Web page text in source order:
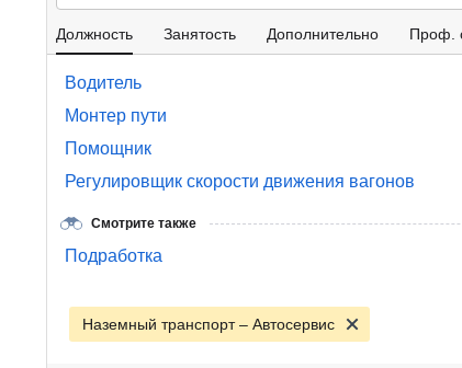
Должность Занятость Дополнительно Проф.
Водитель
Монтер пути
Помощник
Регулировщик скорости движения вагонов
Смотрите также
Подработка
Наземный транспорт – Автосервис